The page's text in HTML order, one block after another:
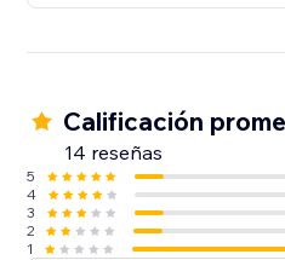
Calificación
14 reseñas
5
4
3
2
1